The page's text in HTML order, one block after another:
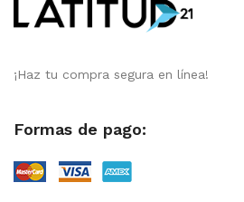
¡Haz tu compra segura en línea!
Formas de pago: